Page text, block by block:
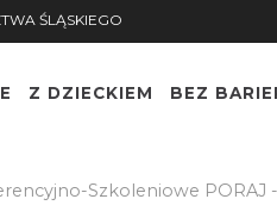
ŚLĄSKIEGO
Z DZIECKIEM BEZ
Szkoleniowe PORAJ